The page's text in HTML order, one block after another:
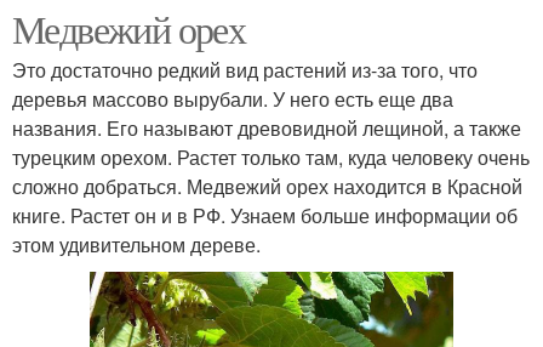
Медвежий орех
Это достаточно редкий вид растений из-за того, что
деревья массово вырубали. У него есть еще два
названия. Его называют древовидной лещиной, а также
турецким орехом. Растет только там, куда человеку очень
сложно добраться. Медвежий орех находится в Красной
книге. Растет он и в РФ. Узнаем больше информации об
этом удивительном дереве.